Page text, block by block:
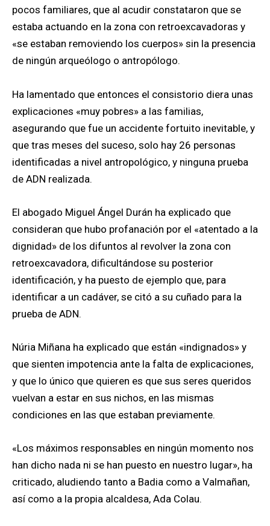
pocos familiares, que al acudir constataron que se
estaba actuando en la zona con retroexcavadoras y
«se estaban removiendo los cuerpos» sin la presencia
de ningún arqueólogo o antropólogo.
Ha lamentado que entonces el consistorio diera unas
explicaciones «muy pobres» a las familias,
asegurando que fue un accidente fortuito inevitable, y
que tras meses del suceso, solo hay 26 personas
identificadas a nivel antropológico, y ninguna prueba
de ADN realizada.
El abogado Miguel Ángel Durán ha explicado que
consideran que hubo profanación por el «atentado a la
dignidad» de los difuntos al revolver la zona con
retroexcavadora, dificultándose su posterior
identificación, y ha puesto de ejemplo que, para
identificar a un cadáver, se citó a su cuñado para la
prueba de ADN.
Núria Miñana ha explicado que están «indignados» y
que sienten impotencia ante la falta de explicaciones,
y que lo único que quieren es que sus seres queridos
vuelvan a estar en sus nichos, en las mismas
condiciones en las que estaban previamente.
«Los máximos responsables en ningún momento nos
han dicho nada ni se han puesto en nuestro lugar», ha
criticado, aludiendo tanto a Badia como a Valmañan,
así como a la propia alcaldesa, Ada Colau.